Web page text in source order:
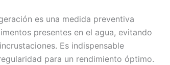
es una medida preventiva
presentes en el agua, evitando
Es indispensable
para un rendimiento óptimo.